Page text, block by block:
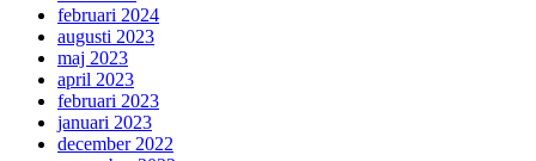
februari 2024
augusti 2023
maj 2023
april 2023
februari 2023
januari 2023
december 2022